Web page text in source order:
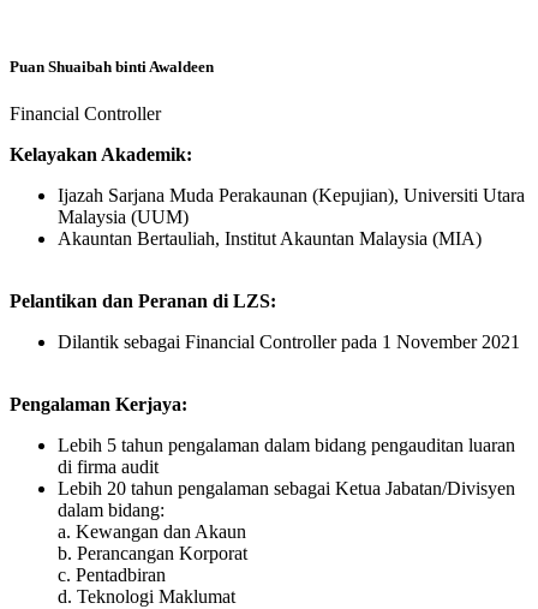
Puan Shuaibah binti Awaldeen
Financial Controller
Kelayakan Akademik:
Ijazah Sarjana Muda Perakaunan (Kepujian), Universiti Utara
Malaysia (UUM)
Akauntan Bertauliah, Institut Akauntan Malaysia (MIA)
Pelantikan dan Peranan di LZS:
Dilantik sebagai Financial Controller pada 1 November 2021
Pengalaman Kerjaya:
Lebih 5 tahun pengalaman dalam bidang pengauditan luaran
di firma audit
Lebih 20 tahun pengalaman sebagai Ketua Jabatan/Divisyen
dalam bidang:
a. Kewangan dan Akaun
b. Perancangan Korporat
c. Pentadbiran
d. Teknologi Maklumat